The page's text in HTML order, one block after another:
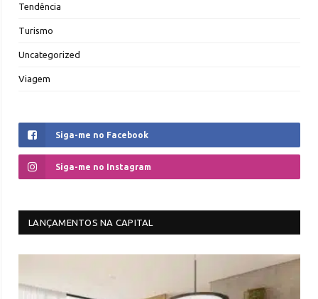
Tendência
Turismo
Uncategorized
Viagem
Siga-me no Facebook
Siga-me no Instagram
LANÇAMENTOS NA CAPITAL